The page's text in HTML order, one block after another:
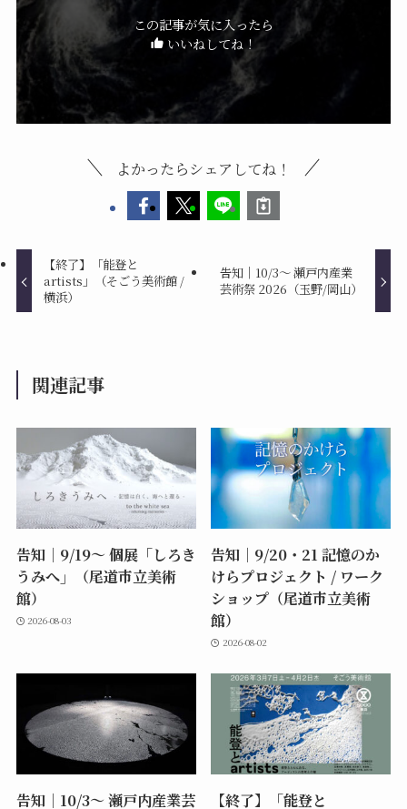
この記事が気に入ったら
いいねしてね！
よかったらシェアしてね！
【終了】「能登と
artists」（そごう美術館 /
横浜）
告知｜10/3〜 瀬戸内産業
芸術祭 2026（玉野/岡山）
関連記事
告知｜9/19〜 個展「しろき
うみへ」（尾道市立美術
館）
2026-08-03
告知｜9/20・21 記憶のか
けらプロジェクト / ワーク
ショップ（尾道市立美術
館）
2026-08-02
告知｜10/3〜 瀬戸内産業芸 【終了】「能登と